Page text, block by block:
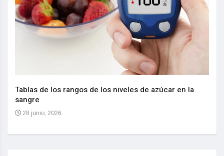
Tablas de los rangos de los niveles de azúcar en la
sangre
28 junio, 2026